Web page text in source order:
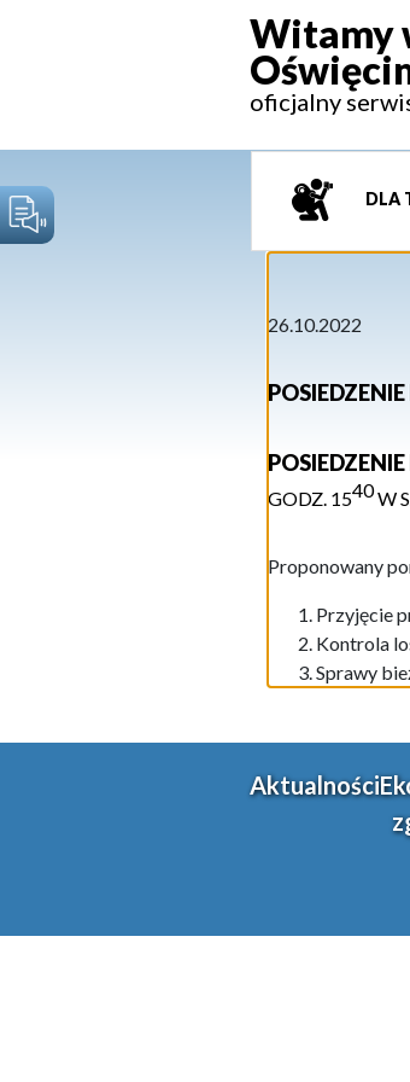
Witamy
oficjalny
DLA
26.10.2022
GODZ. 1540WS
Proponowany
Przyjęcie
Kontrola
Sprawy
Aktualności